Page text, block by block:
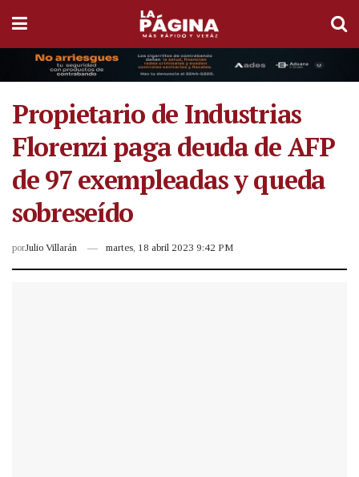
Propietario de Industrias
Florenzi paga deuda de AFP
de 97 exempleadas y queda
sobreseído
porJulio Villarán martes, 18 abril 2023 9:42 PM